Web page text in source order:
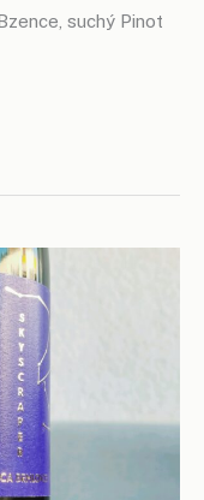
suchý Pinot